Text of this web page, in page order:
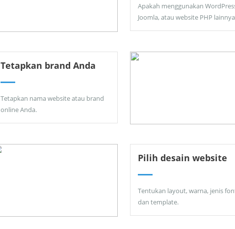
Apakah menggunakan
Joomla, atau website PHP
Tetapkan brand Anda
Tetapkan nama website atau brand
online Anda.
Pilih desain website
Tentukan layout, warna, jenis
dan template.